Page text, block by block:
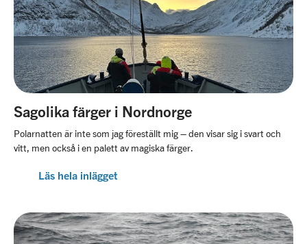
Sagolika färger i Nordnorge
Polarnatten är inte som jag föreställt mig – den visar sig i svart och
vitt, men också i en palett av magiska färger.
Läs hela inlägget